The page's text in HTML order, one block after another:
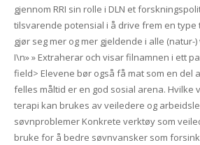
gjennom RRI sin rolle i DLN et
tilsvarende potensial i å drive frem en type
gjør seg mer og mer gjeldende i alle (natur-
I\n» » Extraherar och visar filnamnen i ett
field> Elevene bør også få mat som en del
felles måltid er en god sosial arena. Hvilke
terapi kan brukes av veiledere og
søvnproblemer Konkrete verktøy som
bruke for å bedre søvnvansker som